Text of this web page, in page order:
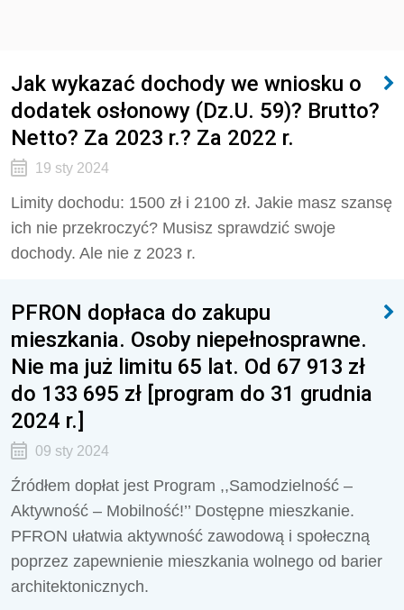
Jak wykazać dochody we wniosku o
dodatek osłonowy (Dz.U. 59)? Brutto?
Netto? Za 2023 r.? Za 2022 r.
19 sty 2024
Limity dochodu: 1500 zł i 2100 zł. Jakie masz szansę
ich nie przekroczyć? Musisz sprawdzić swoje
dochody. Ale nie z 2023 r.
PFRON dopłaca do zakupu
mieszkania. Osoby niepełnosprawne.
Nie ma już limitu 65 lat. Od 67 913 zł
do 133 695 zł [program do 31 grudnia
2024 r.]
09 sty 2024
Źródłem dopłat jest Program ,,Samodzielność –
Aktywność – Mobilność!’’ Dostępne mieszkanie.
PFRON ułatwia aktywność zawodową i społeczną
poprzez zapewnienie mieszkania wolnego od barier
architektonicznych.